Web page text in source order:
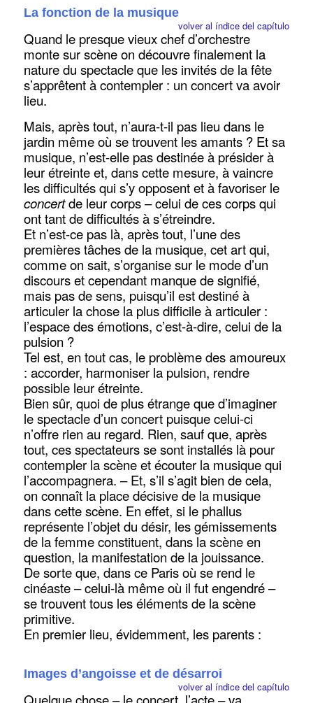
La fonction de la musique
volver al índice del capítulo
Quand le presque vieux chef d’orchestre
monte sur scène on découvre finalement la
nature du spectacle que les invités de la fête
s’apprêtent à contempler : un concert va avoir
lieu.
Mais, après tout, n’aura-t-il pas lieu dans le
jardin même où se trouvent les amants ? Et sa
musique, n’est-elle pas destinée à présider à
leur étreinte et, dans cette mesure, à vaincre
les difficultés qui s’y opposent et à favoriser le
concertde leur corps – celui de ces corps qui
ont tant de difficultés à s’étreindre.
Et n’est-ce pas là, après tout, l’une des
premières tâches de la musique, cet art qui,
comme on sait, s’organise sur le mode d’un
discours et cependant manque de signifié,
mais pas de sens, puisqu’il est destiné à
articuler la chose la plus difficile à articuler :
l’espace des émotions, c’est-à-dire, celui de la
pulsion ?
Tel est, en tout cas, le problème des amoureux
: accorder, harmoniser la pulsion, rendre
possible leur étreinte.
Bien sûr, quoi de plus étrange que d’imaginer
le spectacle d’un concert puisque celui-ci
n’offre rien au regard. Rien, sauf que, après
tout, ces spectateurs se sont installés là pour
contempler la scène et écouter la musique qui
l’accompagnera. – Et, s’il s’agit bien de cela,
on connaît la place décisive de la musique
dans cette scène. En effet, si le phallus
représente l’objet du désir, les gémissements
de la femme constituent, dans la scène en
question, la manifestation de la jouissance.
De sorte que, dans ce Paris où se rend le
cinéaste – celui-là même où il fut engendré –
se trouvent tous les éléments de la scène
primitive.
En premier lieu, évidemment, les parents :
Images d’angoisse et de désarroi
volver al índice del capítulo
Quelque chose – le concert, l’acte – va